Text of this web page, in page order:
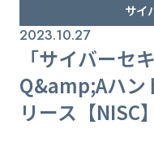
サイ
2023.10.27
「サイバーセ
Q&amp;Aハン
リース【NISC】